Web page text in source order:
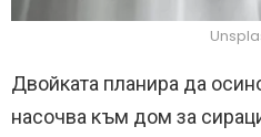
Двойката планира да
насочва към дом за